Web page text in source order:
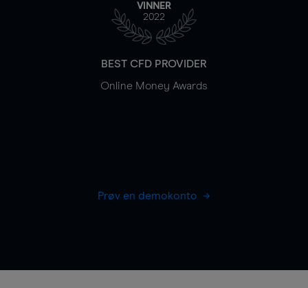
VINNER
2022
BEST CFD PROVIDER
Online Money Awards
Prøv en demokonto